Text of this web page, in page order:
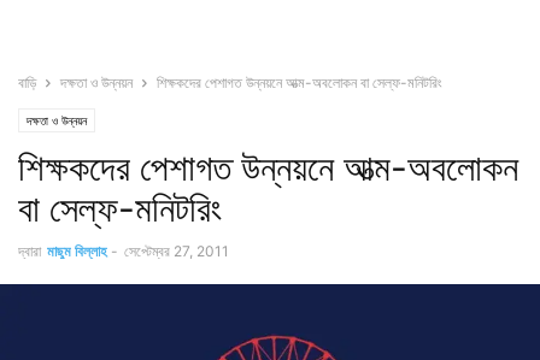
বাড়ি দক্ষতা ও উন্নয়ন শিক্ষকদের পেশাগত উন্নয়নে আত্ম-অবলোকন বা সেল্ফ-মনিটরিং
দক্ষতা ও উন্নয়ন
শিক্ষকদের পেশাগত উন্নয়নে আত্ম-অবলোকন
বা সেল্ফ-মনিটরিং
দ্বারা মাছুম বিল্লাহ - সেপ্টেম্বর 27, 2011